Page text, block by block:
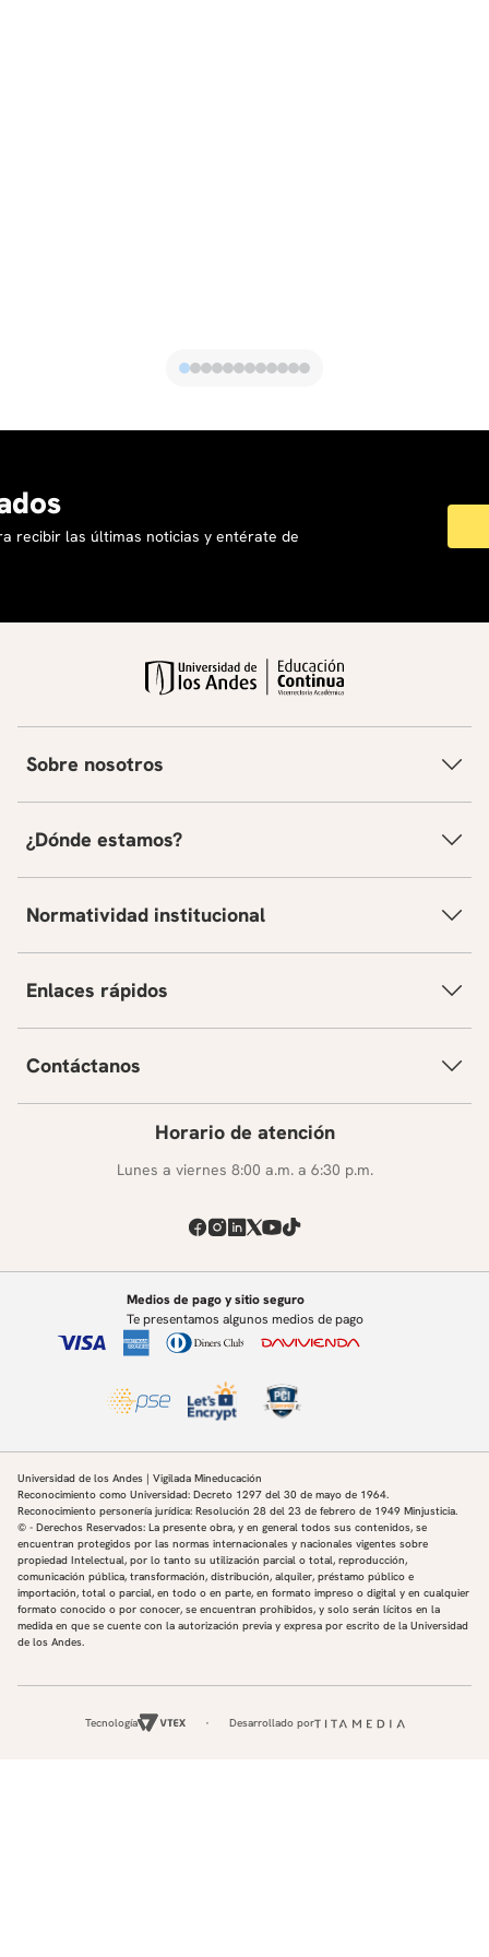
recibir las últimas noticias y entérate de
Sobre nosotros
¿Dónde estamos?
Normatividad institucional
Enlaces rápidos
Contáctanos
Horario de atención
Lunes a viernes 8:00 a.m. a 6:30 p.m.
Medios de pago y sitio seguro
Te presentamos algunos medios de pago
Universidad de los Andes | Vigilada Mineducación
Reconocimiento como Universidad: Decreto 1297 del 30 de mayo de 1964.
Reconocimiento personería jurídica: Resolución 28 del 23 de febrero de 1949 Minjusticia.
© - Derechos Reservados: La presente obra, y en general todos sus contenidos, se
encuentran protegidos por las normas internacionales y nacionales vigentes sobre
propiedad Intelectual, por lo tanto su utilización parcial o total, reproducción,
comunicación pública, transformación, distribución, alquiler, préstamo público e
importación, total o parcial, en todo o en parte, en formato impreso o digital y en cualquier
formato conocido o por conocer, se encuentran prohibidos, y solo serán lícitos en la
medida en que se cuente con la autorización previa y expresa por escrito de la Universidad
de los Andes.
Tecnología Desarrollado por